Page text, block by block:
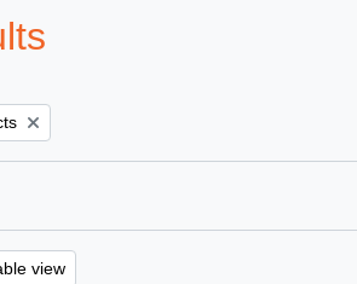
view